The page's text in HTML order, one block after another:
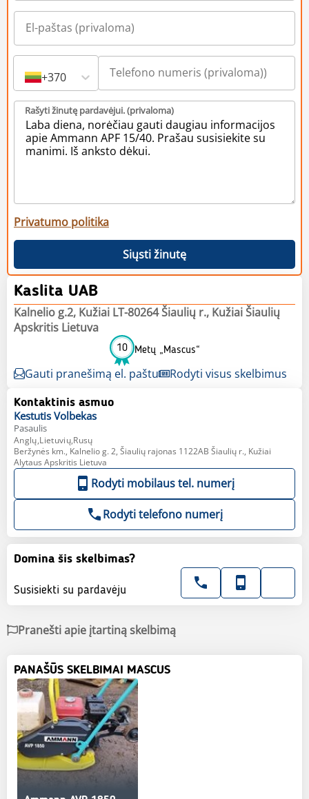
+370
Rašyti žinutę pardavėjui. (privaloma)
Privatumo politika
Siųsti žinutę
Kaslita UAB
Kalnelio g.2, Kužiai LT-80264 Šiaulių r., Kužiai Šiaulių
Apskritis Lietuva
10 Metų „Mascus“
Gauti pranešimą el. paštu Rodyti visus skelbimus
Kontaktinis asmuo
Kestutis Volbekas
Pasaulis
Anglų,Lietuvių,Rusų
Beržynės km., Kalnelio g. 2, Šiaulių rajonas 1122AB Šiaulių r., Kužiai
Alytaus Apskritis Lietuva
Rodyti mobilaus tel. numerį
Rodyti telefono numerį
Domina šis skelbimas?
Susisiekti su pardavėju
Pranešti apie įtartiną skelbimą
PANAŠŪS SKELBIMAI MASCUS